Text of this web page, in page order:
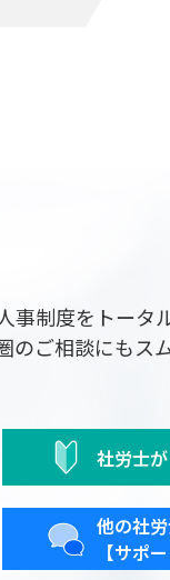
制度をトータ
ご相談にもス
社労士が
他の社
【サポ